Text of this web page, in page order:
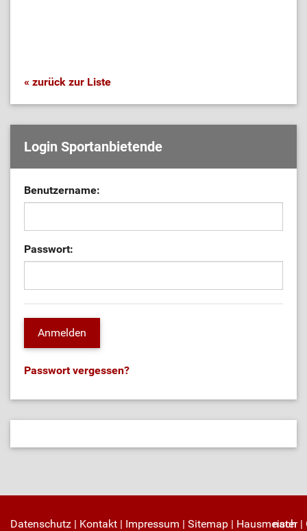
« zurück zur Liste
Login Sportanbietende
Benutzername:
Passwort:
Passwort vergessen?
Datenschutz | Kontakt | Impressum | Sitemap | Hausmeister|
nach